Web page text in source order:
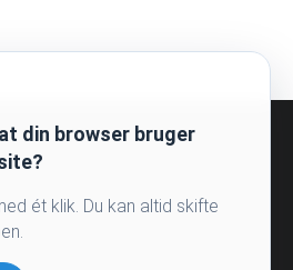
din browser bruger
ét klik. Du kan altid skifte